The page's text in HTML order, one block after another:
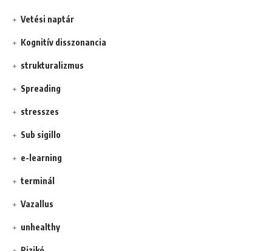
Vetési naptár
Kognitív disszonancia
strukturalizmus
Spreading
stresszes
Sub sigillo
e-learning
terminál
Vazallus
unhealthy